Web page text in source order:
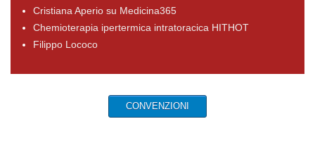
Cristiana Aperio su Medicina365
Chemioterapia ipertermica intratoracica HITHOT
Filippo Lococo
CONVENZIONI